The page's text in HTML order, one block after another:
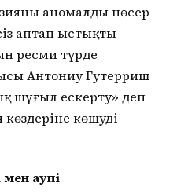
аномалды нөсер
аптап ыстықтың
ресми түрде
Антониу Гутерриш
шұғыл ескерту» деп
көшуді
қаупі